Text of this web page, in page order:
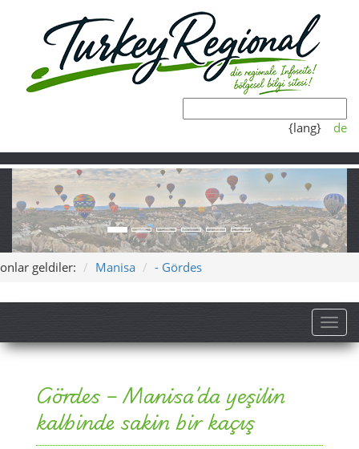
{lang} de
onlar geldiler: Manisa - Gördes
Gördes – Manisa’da yeşilin
kalbinde sakin bir kaçış